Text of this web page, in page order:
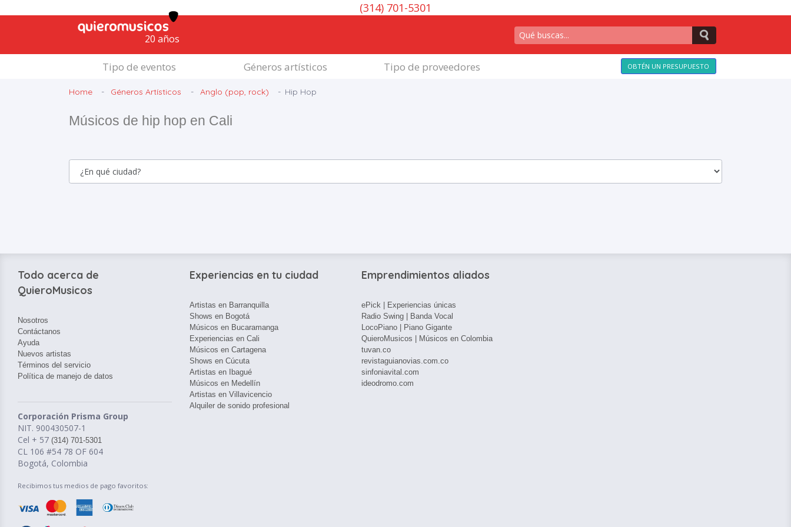
(314) 701-5301
20 años
Tipo de eventos Géneros artísticos Tipo de proveedores OBTÉN UN PRESUPUESTO
Home Géneros Artísticos Anglo (pop, rock) Hip Hop
Músicos de hip hop en Cali
Todo acerca de
QuieroMusicos
Nosotros
Contáctanos
Ayuda
Nuevos artistas
Términos del servicio
Política de manejo de datos
Corporación Prisma Group
NIT. 900430507-1
Cel + 57 (314) 701-5301
CL 106 #54 78 OF 604
Bogotá, Colombia
Recibimos tus medios de pago favoritos:
Experiencias en tu ciudad
Artistas en Barranquilla
Shows en Bogotá
Músicos en Bucaramanga
Experiencias en Cali
Músicos en Cartagena
Shows en Cúcuta
Artistas en Ibagué
Músicos en Medellín
Artistas en Villavicencio
Alquiler de sonido profesional
Emprendimientos aliados
ePick | Experiencias únicas
Radio Swing | Banda Vocal
LocoPiano | Piano Gigante
QuieroMusicos | Músicos en Colombia
tuvan.co
revistaguianovias.com.co
sinfoniavital.com
ideodromo.com